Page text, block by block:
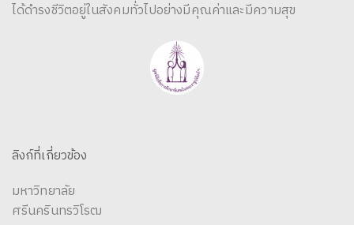
ได้ดำรงชีวิตอยู่ในสังคมทั่วไปอย่างมีคุณค่าและมีความสุข
ลิงก์ที่เกี่ยวข้อง
มหาวิทยาลัย
ศรีนครินทรวิโรฒ